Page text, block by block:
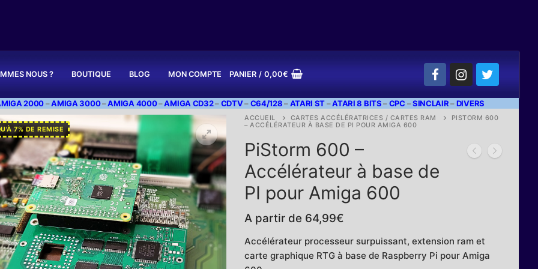
NOUS ? BOUTIQUE BLOG MON COMPTE PANIER / 0,00€
2000–AMIGA 3000–AMIGA 4000–AMIGA CD32–CDTV–C64/128–ATARI ST–ATARI 8 BITS–CPC –SINCLAIR–DIVERS
7% DE REMISE
ACCUEIL CARTES ACCÉLÉRATRICES / CARTES RAM
PISTORM 600
– ACCÉLÉRATEUR À BASE DE PI POUR AMIGA 600
PiStorm 600 –
Accélérateur à base de
PI pour Amiga 600
A partir de 64,99€
Accélérateur processeur surpuissant, extension ram et
carte graphique RTG à base de Raspberry Pi pour Amiga